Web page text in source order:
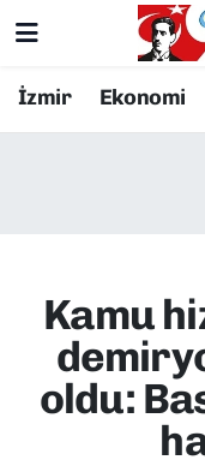
İzmir Ekonomi
Kamu
oldu:
Resmi İlanlar
EKONOMİ
KÜLTÜR
MAGAZİN
Konak
Süper Lig
Tüm
Son Dakika
Haber Arşivi